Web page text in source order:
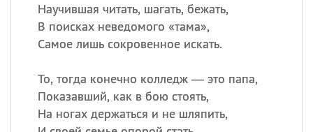
Научившая читать, шагать, бежать,
В поисках неведомого «тама»,
Самое лишь сокровенное искать.
То, тогда конечно колледж — это папа,
Показавший, как в бою стоять,
На ногах держаться и не шляпить,